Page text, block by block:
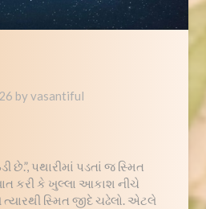
byvasantiful
છે.”, પથારીમાં પડતાં જ સ્મિત
કરી કે ખુલ્લા આકાશ નીચે
સ્મિત જીદે ચઢેલો. એટલે